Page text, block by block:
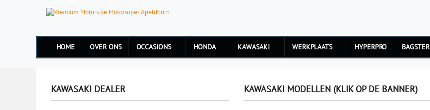
HOME OVER ONS OCCASIONS HONDA KAWASAKI WERKPLAATS HYPERPRO BAGSTER
KAWASAKI DEALER KAWASAKI MODELLEN (KLIK OP DE BANNER)